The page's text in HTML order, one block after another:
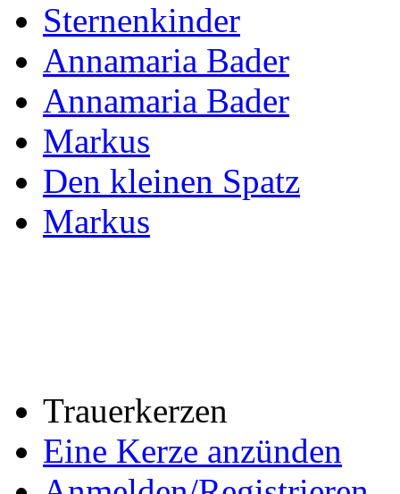
Sternenkinder
Annamaria Bader
Annamaria Bader
Markus
Den kleinen Spatz
Markus
Trauerkerzen
Eine Kerze anzünden